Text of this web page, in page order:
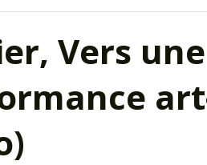
Vers